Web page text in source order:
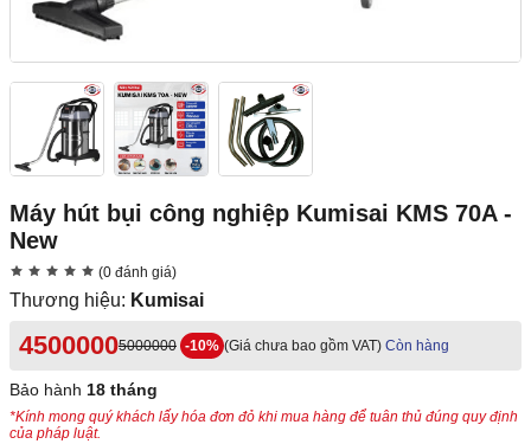
Máy hút bụi công nghiệp Kumisai KMS 70A -
New
(0 đánh giá)
Thương hiệu: Kumisai
45000005000000 -10% (Giá chưa bao gồm VAT) Còn hàng
Bảo hành 18 tháng
*Kính mong quý khách lấy hóa đơn đỏ khi mua hàng để tuân thủ đúng quy định
của pháp luật.